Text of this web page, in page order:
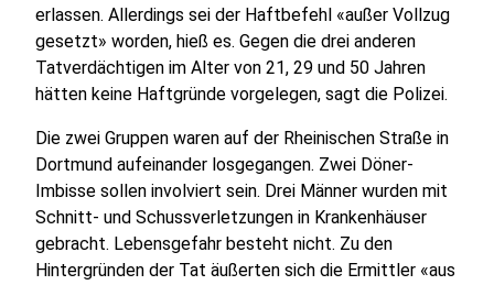
erlassen. Allerdings sei der Haftbefehl «außer Vollzug
gesetzt» worden, hieß es. Gegen die drei anderen
Tatverdächtigen im Alter von 21, 29 und 50 Jahren
hätten keine Haftgründe vorgelegen, sagt die Polizei.
Die zwei Gruppen waren auf der Rheinischen Straße in
Dortmund aufeinander losgegangen. Zwei Döner-
Imbisse sollen involviert sein. Drei Männer wurden mit
Schnitt- und Schussverletzungen in Krankenhäuser
gebracht. Lebensgefahr besteht nicht. Zu den
Hintergründen der Tat äußerten sich die Ermittler «aus